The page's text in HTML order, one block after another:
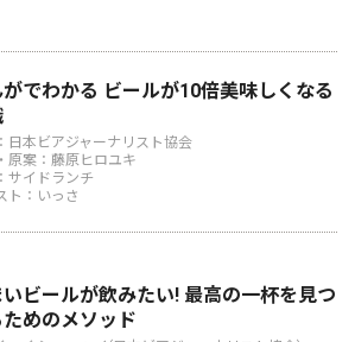
がでわかる ビールが10倍美味しくなる
日本ビアジャーナリスト協会
原案：藤原ヒロユキ
サイドランチ
ト：いっさ
いビールが飲みたい! 最高の一杯を見つ
めのメソッド